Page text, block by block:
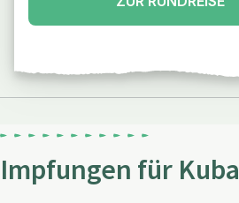
Impfungen für Kuba